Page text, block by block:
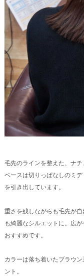
毛先のラインを整えた、ナチ
ベースは切りっぱなしのミ
を引き出しています。
重さを残しながらも毛先が
も綺麗なシルエットに。広
おすすめです。
カラーは落ち着いたブラウ
ント。